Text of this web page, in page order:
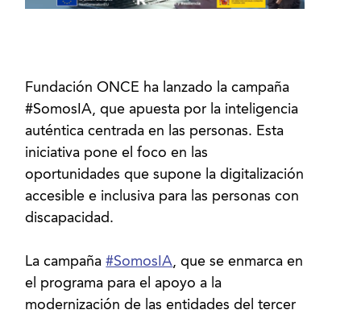
Fundación ONCE ha lanzado la campaña
#SomosIA, que apuesta por la inteligencia
auténtica centrada en las personas. Esta
iniciativa pone el foco en las
oportunidades que supone la digitalización
accesible e inclusiva para las personas con
discapacidad.
La campaña#SomosIA, que se enmarca en
el programa para el apoyo a la
modernización de las entidades del tercer